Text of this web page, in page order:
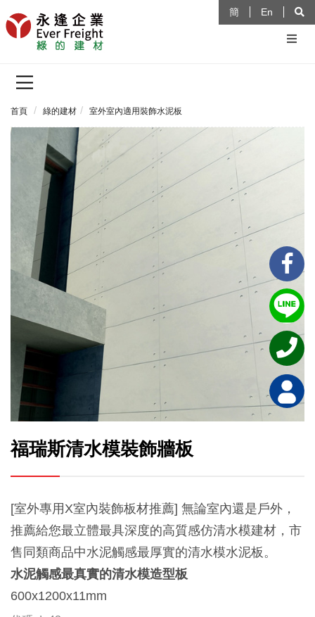
簡 En
首頁 綠的建材 室外室內適用裝飾水泥板
福瑞斯清水模裝飾牆板
[室外專用X室內裝飾板材推薦] 無論室內還是戶外，
推薦給您最立體最具深度的高質感仿清水模建材，市
售同類商品中水泥觸感最厚實的清水模水泥板。
水泥觸感最真實的清水模造型板
600x1200x11mm